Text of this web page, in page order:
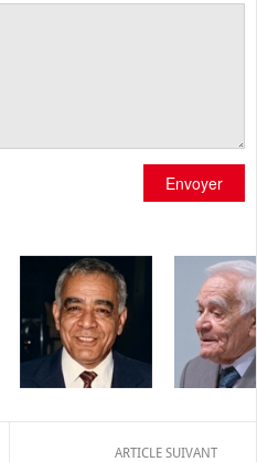
Envoyer
ARTICLE SUIVANT